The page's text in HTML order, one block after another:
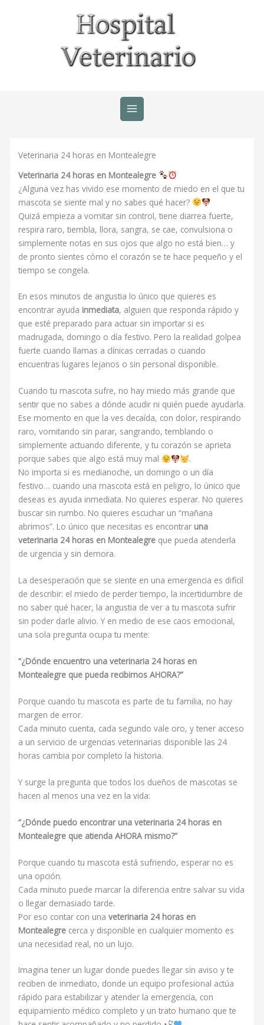
Veterinaria 24 horas en Montealegre
Veterinaria 24 horas en Montealegre
¿Alguna vez has vivido ese momento de miedo en el que tu
mascota se siente mal y no sabes qué hacer?
Quizá empieza a vomitar sin control, tiene diarrea fuerte,
respira raro, tiembla, llora, sangra, se cae, convulsiona o
simplemente notas en sus ojos que algo no está bien… y
de pronto sientes cómo el corazón se te hace pequeño y el
tiempo se congela.
En esos minutos de angustia lo único que quieres es
encontrar ayuda inmediata, alguien que responda rápido y
que esté preparado para actuar sin importar si es
madrugada, domingo o día festivo. Pero la realidad golpea
fuerte cuando llamas a clínicas cerradas o cuando
encuentras lugares lejanos o sin personal disponible.
Cuando tu mascota sufre, no hay miedo más grande que
sentir que no sabes a dónde acudir ni quién puede ayudarla.
Ese momento en que la ves decaída, con dolor, respirando
raro, vomitando sin parar, sangrando, temblando o
simplemente actuando diferente, y tu corazón se aprieta
porque sabes que algo está muy mal
.
No importa si es medianoche, un domingo o un día
festivo… cuando una mascota está en peligro, lo único que
deseas es ayuda inmediata. No quieres esperar. No quieres
buscar sin rumbo. No quieres escuchar un “mañana
abrimos”. Lo único que necesitas es encontrar una
veterinaria 24 horas en Montealegre que pueda atenderla
de urgencia y sin demora.
La desesperación que se siente en una emergencia es difícil
de describir: el miedo de perder tiempo, la incertidumbre de
no saber qué hacer, la angustia de ver a tu mascota sufrir
sin poder darle alivio. Y en medio de ese caos emocional,
una sola pregunta ocupa tu mente:
“¿Dónde encuentro una veterinaria 24 horas en
Montealegre que pueda recibirnos AHORA?”
Porque cuando tu mascota es parte de tu familia, no hay
margen de error.
Cada minuto cuenta, cada segundo vale oro, y tener acceso
a un servicio de urgencias veterinarias disponible las 24
horas cambia por completo la historia.
Y surge la pregunta que todos los dueños de mascotas se
hacen al menos una vez en la vida:
“¿Dónde puedo encontrar una veterinaria 24 horas en
Montealegre que atienda AHORA mismo?”
Porque cuando tu mascota está sufriendo, esperar no es
una opción.
Cada minuto puede marcar la diferencia entre salvar su vida
o llegar demasiado tarde.
Por eso contar con unaveterinaria 24 horas en
Montealegre cerca y disponible en cualquier momento es
una necesidad real, no un lujo.
Imagina tener un lugar donde puedes llegar sin aviso y te
reciben de inmediato, donde un equipo profesional actúa
rápido para estabilizar y atender la emergencia, con
equipamiento médico completo y un trato humano que te